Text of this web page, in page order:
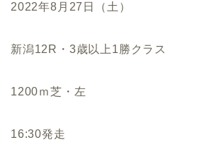
2022年8月27日（土）
新潟12R・3歳以上1勝クラス
1200ｍ芝・左
16:30発走